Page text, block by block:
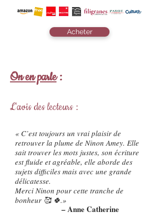
Acheter
On en parle:
L'avis des lecteurs :
« C’est toujours un vrai plaisir de
retrouver la plume de Ninon Amey. Elle
sait trouver les mots justes, son écriture
est fluide et agréable, elle aborde des
sujets difficiles mais avec une grande
délicatesse.
Merci Ninon pour cette tranche de
bonheur 🥰 🍀.»
– Anne Catherine